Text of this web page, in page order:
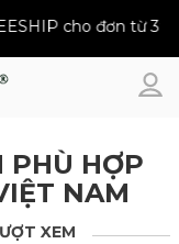
FREESHIP
PHÙ HỢP
NAM
XEM